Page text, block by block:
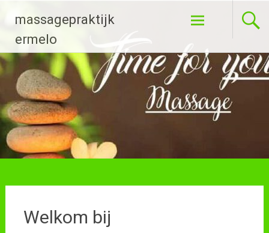
naar
inhoud
massagepraktijk
ermelo
Welkom bij